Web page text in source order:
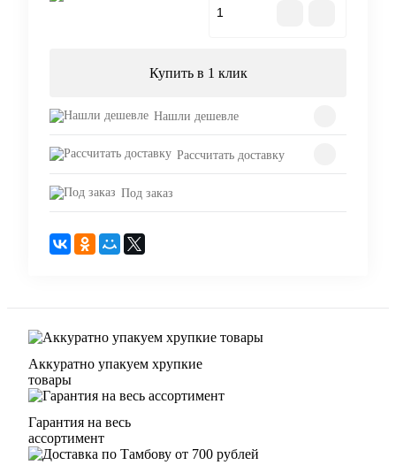
Купить в 1 клик
Нашли дешевле
Рассчитать доставку
Под заказ
Аккуратно упакуем хрупкие
товары
Гарантия на весь
ассортимент